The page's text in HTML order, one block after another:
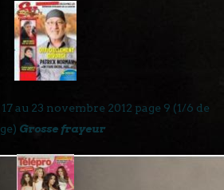
au 23 novembre 2012 page 9 (1/6 de
Grosse frayeur